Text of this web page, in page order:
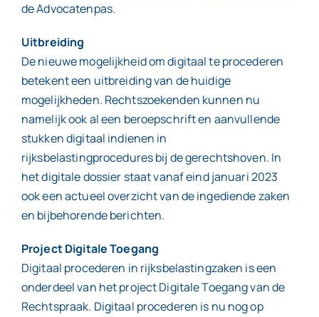
de Advocatenpas.
Uitbreiding
De nieuwe mogelijkheid om digitaal te procederen
betekent een uitbreiding van de huidige
mogelijkheden. Rechtszoekenden kunnen nu
namelijk ook al een beroepschrift en aanvullende
stukken digitaal indienen in
rijksbelastingprocedures bij de gerechtshoven. In
het digitale dossier staat vanaf eind januari 2023
ook een actueel overzicht van de ingediende zaken
en bijbehorende berichten.
Project Digitale Toegang
Digitaal procederen in rijksbelastingzaken is een
onderdeel van het project Digitale Toegang van de
Rechtspraak. Digitaal procederen is nu nog op